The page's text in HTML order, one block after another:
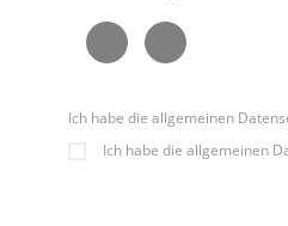
Ich habe die allgemeinen
Ich habe die allgemeinen